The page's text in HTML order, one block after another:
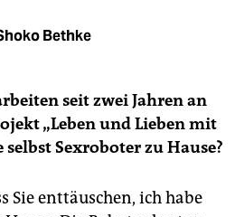
Bethke
seit zwei Jahren an
„Leben und Lieben mit
selbst Sexroboter zu Hause?
Sie enttäuschen, ich habe